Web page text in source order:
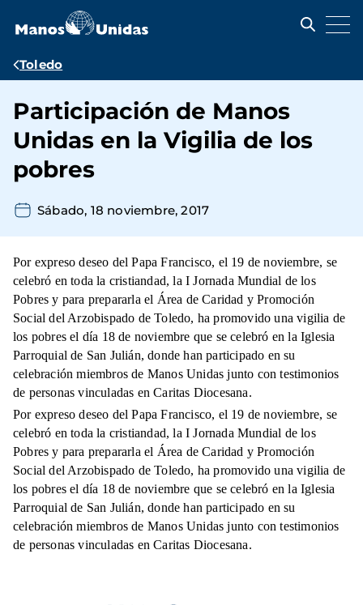
contenido
Ruta
navegación
Toledo
Participación de Manos
Unidas en la Vigilia de los
pobres
Sábado, 18 noviembre, 2017
Por expreso deseo del Papa Francisco, el 19 de noviembre, se
celebró en toda la cristiandad, la I Jornada Mundial de los
Pobres y para prepararla el Área de Caridad y Promoción
Social del Arzobispado de Toledo, ha promovido una vigilia de
los pobres el día 18 de noviembre que se celebró en la Iglesia
Parroquial de San Julián, donde han participado en su
celebración miembros de Manos Unidas junto con testimonios
de personas vinculadas en Caritas Diocesana.
Por expreso deseo del Papa Francisco, el 19 de noviembre, se
celebró en toda la cristiandad, la I Jornada Mundial de los
Pobres y para prepararla el Área de Caridad y Promoción
Social del Arzobispado de Toledo, ha promovido una vigilia de
los pobres el día 18 de noviembre que se celebró en la Iglesia
Parroquial de San Julián, donde han participado en su
celebración miembros de Manos Unidas junto con testimonios
de personas vinculadas en Caritas Diocesana.